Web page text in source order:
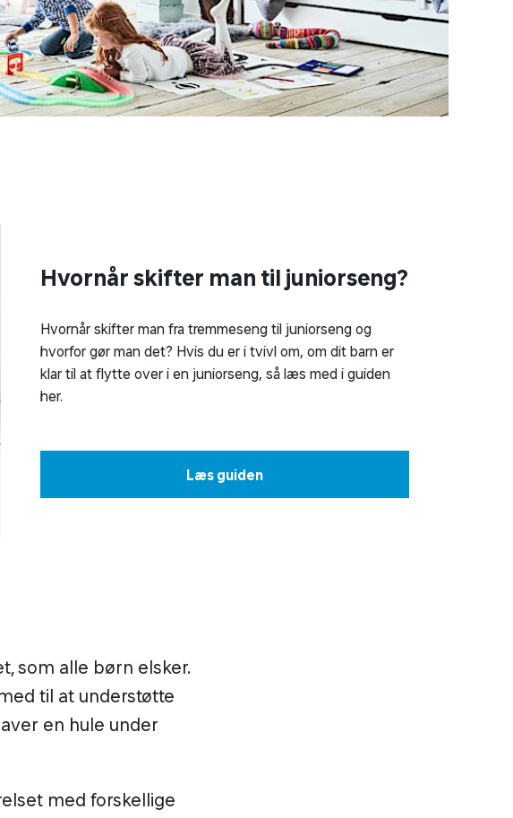
Hvornår skifter man til juniorseng?
Hvornår skifter man fra tremmeseng til juniorseng og
hvorfor gør man det? Hvis du er i tvivl om, om dit barn er
klar til at flytte over i en juniorseng, så læs med i guiden
her.
Læs guiden
som alle børn elsker.
til at understøtte
en hule under
med forskellige